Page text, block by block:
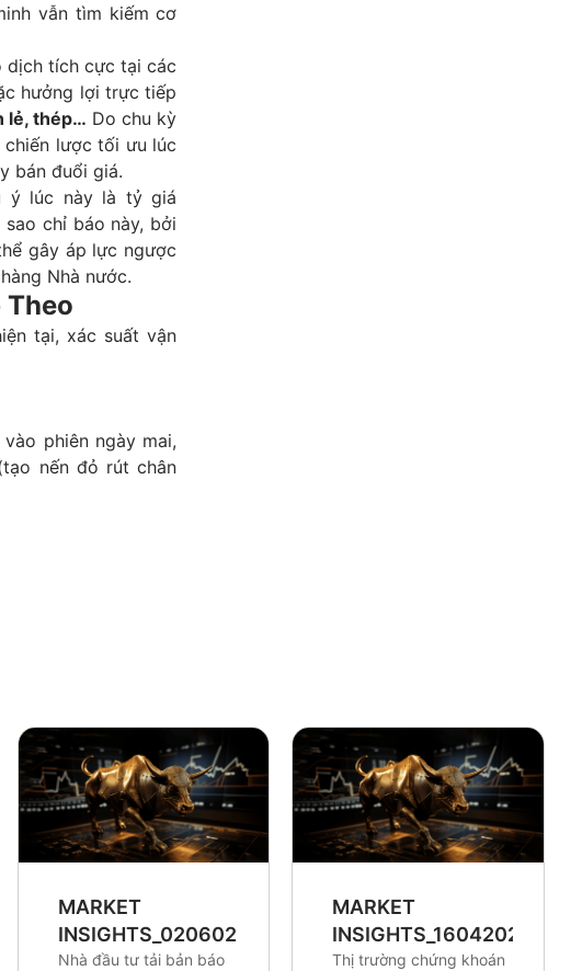
vẫn tìm kiếm cơ
dịch tích cực tại các
hưởng lợi trực tiếp
lẻ, thép… Do chu kỳ
lược tối ưu lúc
bán đuổi giá.
ý lúc này là tỷ giá
chỉ báo này, bởi
gây áp lực ngược
Nhà nước.
Theo
tại, xác suất vận
phiên ngày mai,
nến đỏ rút chân
MARKET
INSIGHTS_0206026
Nhà đầu tư tải bản báo
MARKET
INSIGHTS_16042026
Thị trường chứng khoán